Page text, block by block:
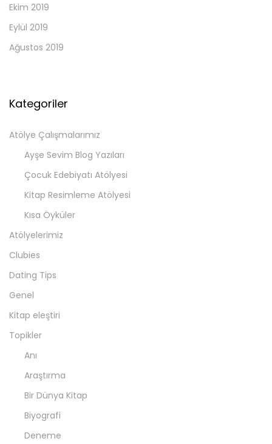
Ekim 2019
Eylül 2019
Ağustos 2019
Kategoriler
Atölye Çalışmalarımız
Ayşe Sevim Blog Yazıları
Çocuk Edebiyatı Atölyesi
Kitap Resimleme Atölyesi
Kısa Öyküler
Atölyelerimiz
Clubies
Dating Tips
Genel
Kitap eleştiri
Topikler
Anı
Araştırma
Bir Dünya Kitap
Biyografi
Deneme